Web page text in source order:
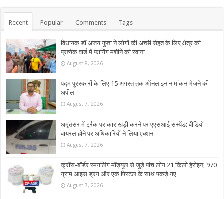
Recent Popular Comments Tags
विधायक डॉ अजय गुप्ता ने लोगों की अच्छी सेहत के लिए क्षेत्र की
प्रत्येक वार्ड में फागिंग मशीने की रवाना
August 8, 2026
पद्म पुरस्कारों के लिए 15 अगस्त तक ऑनलाइन नामांकन भेजने की
अपील
August 7, 2026
अमृतसर में ट्रैक पर कार खड़ी करने पर एएसआई सस्पेंड: वीडियो
वायरल होने पर अधिकारियों ने लिया एक्शन
August 7, 2026
क्रॉस-बॉर्डर स्मगलिंग मॉड्यूल से जुड़े पांच लोग 21 किलो हेरोइन, 970
ग्राम आइस ड्रग और एक पिस्टल के साथ पकड़े गए
August 7, 2026